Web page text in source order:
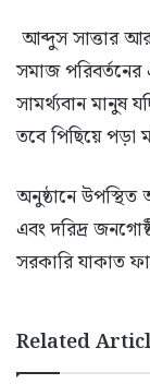
আব্দুস সাত্তার
সমাজ
সামর্থ্যবান
তবে পিছিয়ে পড়া
অনুষ্ঠানে
এবং দরিদ্র
সরকারি যাকাত
Related